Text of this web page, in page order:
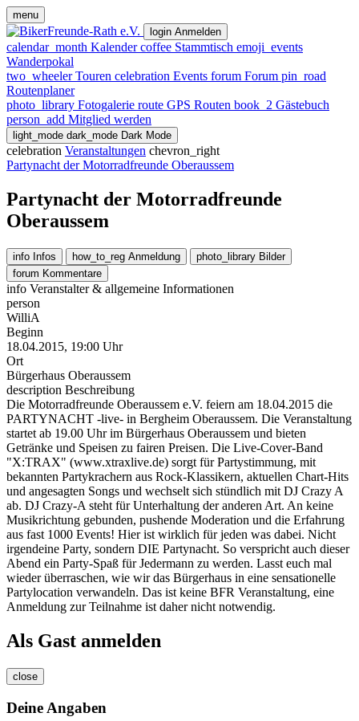
menu
login Anmelden
calendar_month Kalender coffee Stammtisch emoji_events
Wanderpokal
two_wheeler Touren celebration Events forum Forum pin_road
Routenplaner
photo_library Fotogalerie route GPS Routen book_2 Gästebuch
person_add Mitglied werden
light_mode dark_mode Dark Mode
celebration Veranstaltungen chevron_right
Partynacht der Motorradfreunde Oberaussem
Partynacht der Motorradfreunde
Oberaussem
info Infos how_to_reg Anmeldung photo_library Bilder
forum Kommentare
info Veranstalter & allgemeine Informationen
person
WilliA
Beginn
18.04.2015, 19:00 Uhr
Ort
Bürgerhaus Oberaussem
description Beschreibung
Die Motorradfreunde Oberaussem e.V. feiern am 18.04.2015 die
PARTYNACHT -live- in Bergheim Oberaussem. Die Veranstaltung
startet ab 19.00 Uhr im Bürgerhaus Oberaussem und bieten
Getränke und Speisen zu fairen Preisen. Die Live-Cover-Band
"X:TRAX" (www.xtraxlive.de) sorgt für Partystimmung, mit
bekannten Partykrachern aus Rock-Klassikern, aktuellen Chart-Hits
und angesagten Songs und wechselt sich stündlich mit DJ Crazy A
ab. DJ Crazy-A steht für Unterhaltung der anderen Art. An keine
Musikrichtung gebunden, pushende Moderation und die Erfahrung
aus fast 1000 Events! Hier ist wirklich für jeden was dabei. Nicht
irgendeine Party, sondern DIE Partynacht. So verspricht auch dieser
Abend ein Party-Spaß für Jedermann zu werden. Lasst euch mal
wieder überraschen, wie wir das Bürgerhaus in eine sensationelle
Partylocation verwandeln. Das ist keine BFR Veranstaltung, eine
Anmeldung zur Teilnahme ist daher nicht notwendig.
Als Gast anmelden
close
Deine Angaben